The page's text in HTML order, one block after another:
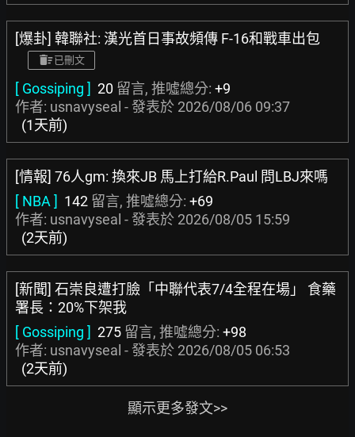
[爆卦] 韓聯社: 漢光首日事故頻傳 F-16和戰車出包
已刪文
[ Gossiping ] 20 留言, 推噓總分: +9
作者: usnavyseal - 發表於 2026/08/06 09:37
(1天前)
[情報] 76人gm: 換來JB 馬上打給R.Paul 問LBJ來嗎
[ NBA ] 142 留言, 推噓總分: +69
作者: usnavyseal - 發表於 2026/08/05 15:59
(2天前)
[新聞] 石崇良遭打臉「中聯代表7/4全程在場」 食藥
署長：20%下架我
[ Gossiping ] 275 留言, 推噓總分: +98
作者: usnavyseal - 發表於 2026/08/05 06:53
(2天前)
顯示更多發文>>